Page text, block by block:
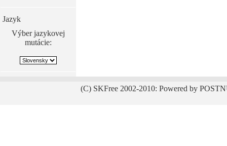
Jazyk
Výber jazykovej
mutácie:
(C) SKFree 2002-2010: Powered by